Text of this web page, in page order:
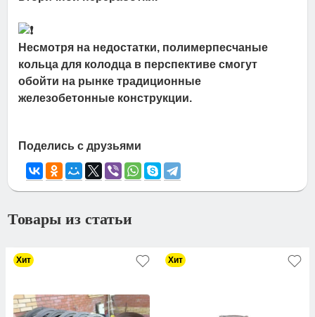
Несмотря на недостатки, полимерпесчаные
кольца для колодца в перспективе смогут
обойти на рынке традиционные
железобетонные конструкции.
Поделись с друзьями
Товары из статьи
Хит Хит